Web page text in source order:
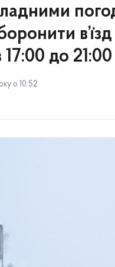
17:00 до 21:00
о 10:52